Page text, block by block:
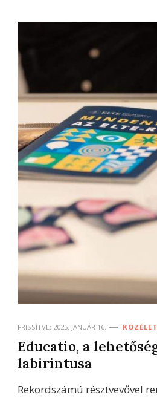
FRISSÍTVE: 2025. JANUÁR 16. KÖZÉLET
Educatio, a
labirintusa
Rekordszámú résztvevővel